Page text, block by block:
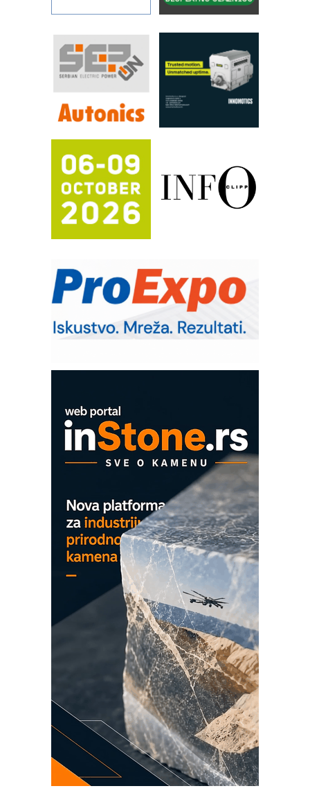
Art Utopia Studio – vizuelne priče
RILINEX kompanije Rittal
FANUC: Najbolje za vašu pametnu
automatizaciju
Efikasno upravljanje energijom
Automatizacija pakovanja · Display
Proizvodnja iC7 Hybrid 1500 VDC
mrežnog pretvarača sa tečnim
hlađenjem
Potpuna efikasnost bez složenih
sistema
IB BLUMENAUER - više od 40 godina
poverenja u industriji
RMQ-TITAN ADVANCED INDICATOR
– Pametna signalizacija za efikasnije
upravljanje mašinama
EVOKS Maintenance Management
ROSA i SCHUNK podižu proizvodnju
na viši nivo
Detekcija različitih oblika
MAREX - Lim i mašine za savremena